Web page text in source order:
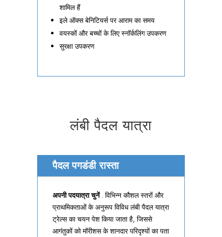
शामिल हैं
इले ऑक्स बेनिटियर्स पर आराम का समय
वयस्कों और बच्चों के लिए स्नॉर्कलिंग उपकरण
सुरक्षा उपकरण
लंबी पैदल यात्रा
पैदल पगडंडी रास्ता
अपनी पदयात्रा चुनें. विभिन्न कौशल स्तरों और
प्राथमिकताओं के अनुरूप विविध लंबी पैदल यात्रा
ट्रेल्स का चयन पेश किया जाता है, जिससे
आगंतुकों को मॉरीशस के शानदार परिदृश्यों का पता